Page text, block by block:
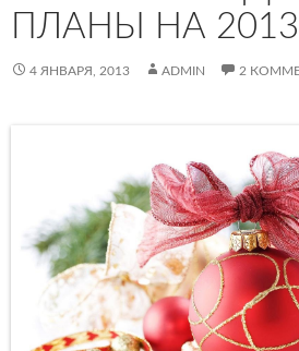
ПЛАНЫ НА 2013
4 ЯНВАРЯ, 2013 ADMIN 2